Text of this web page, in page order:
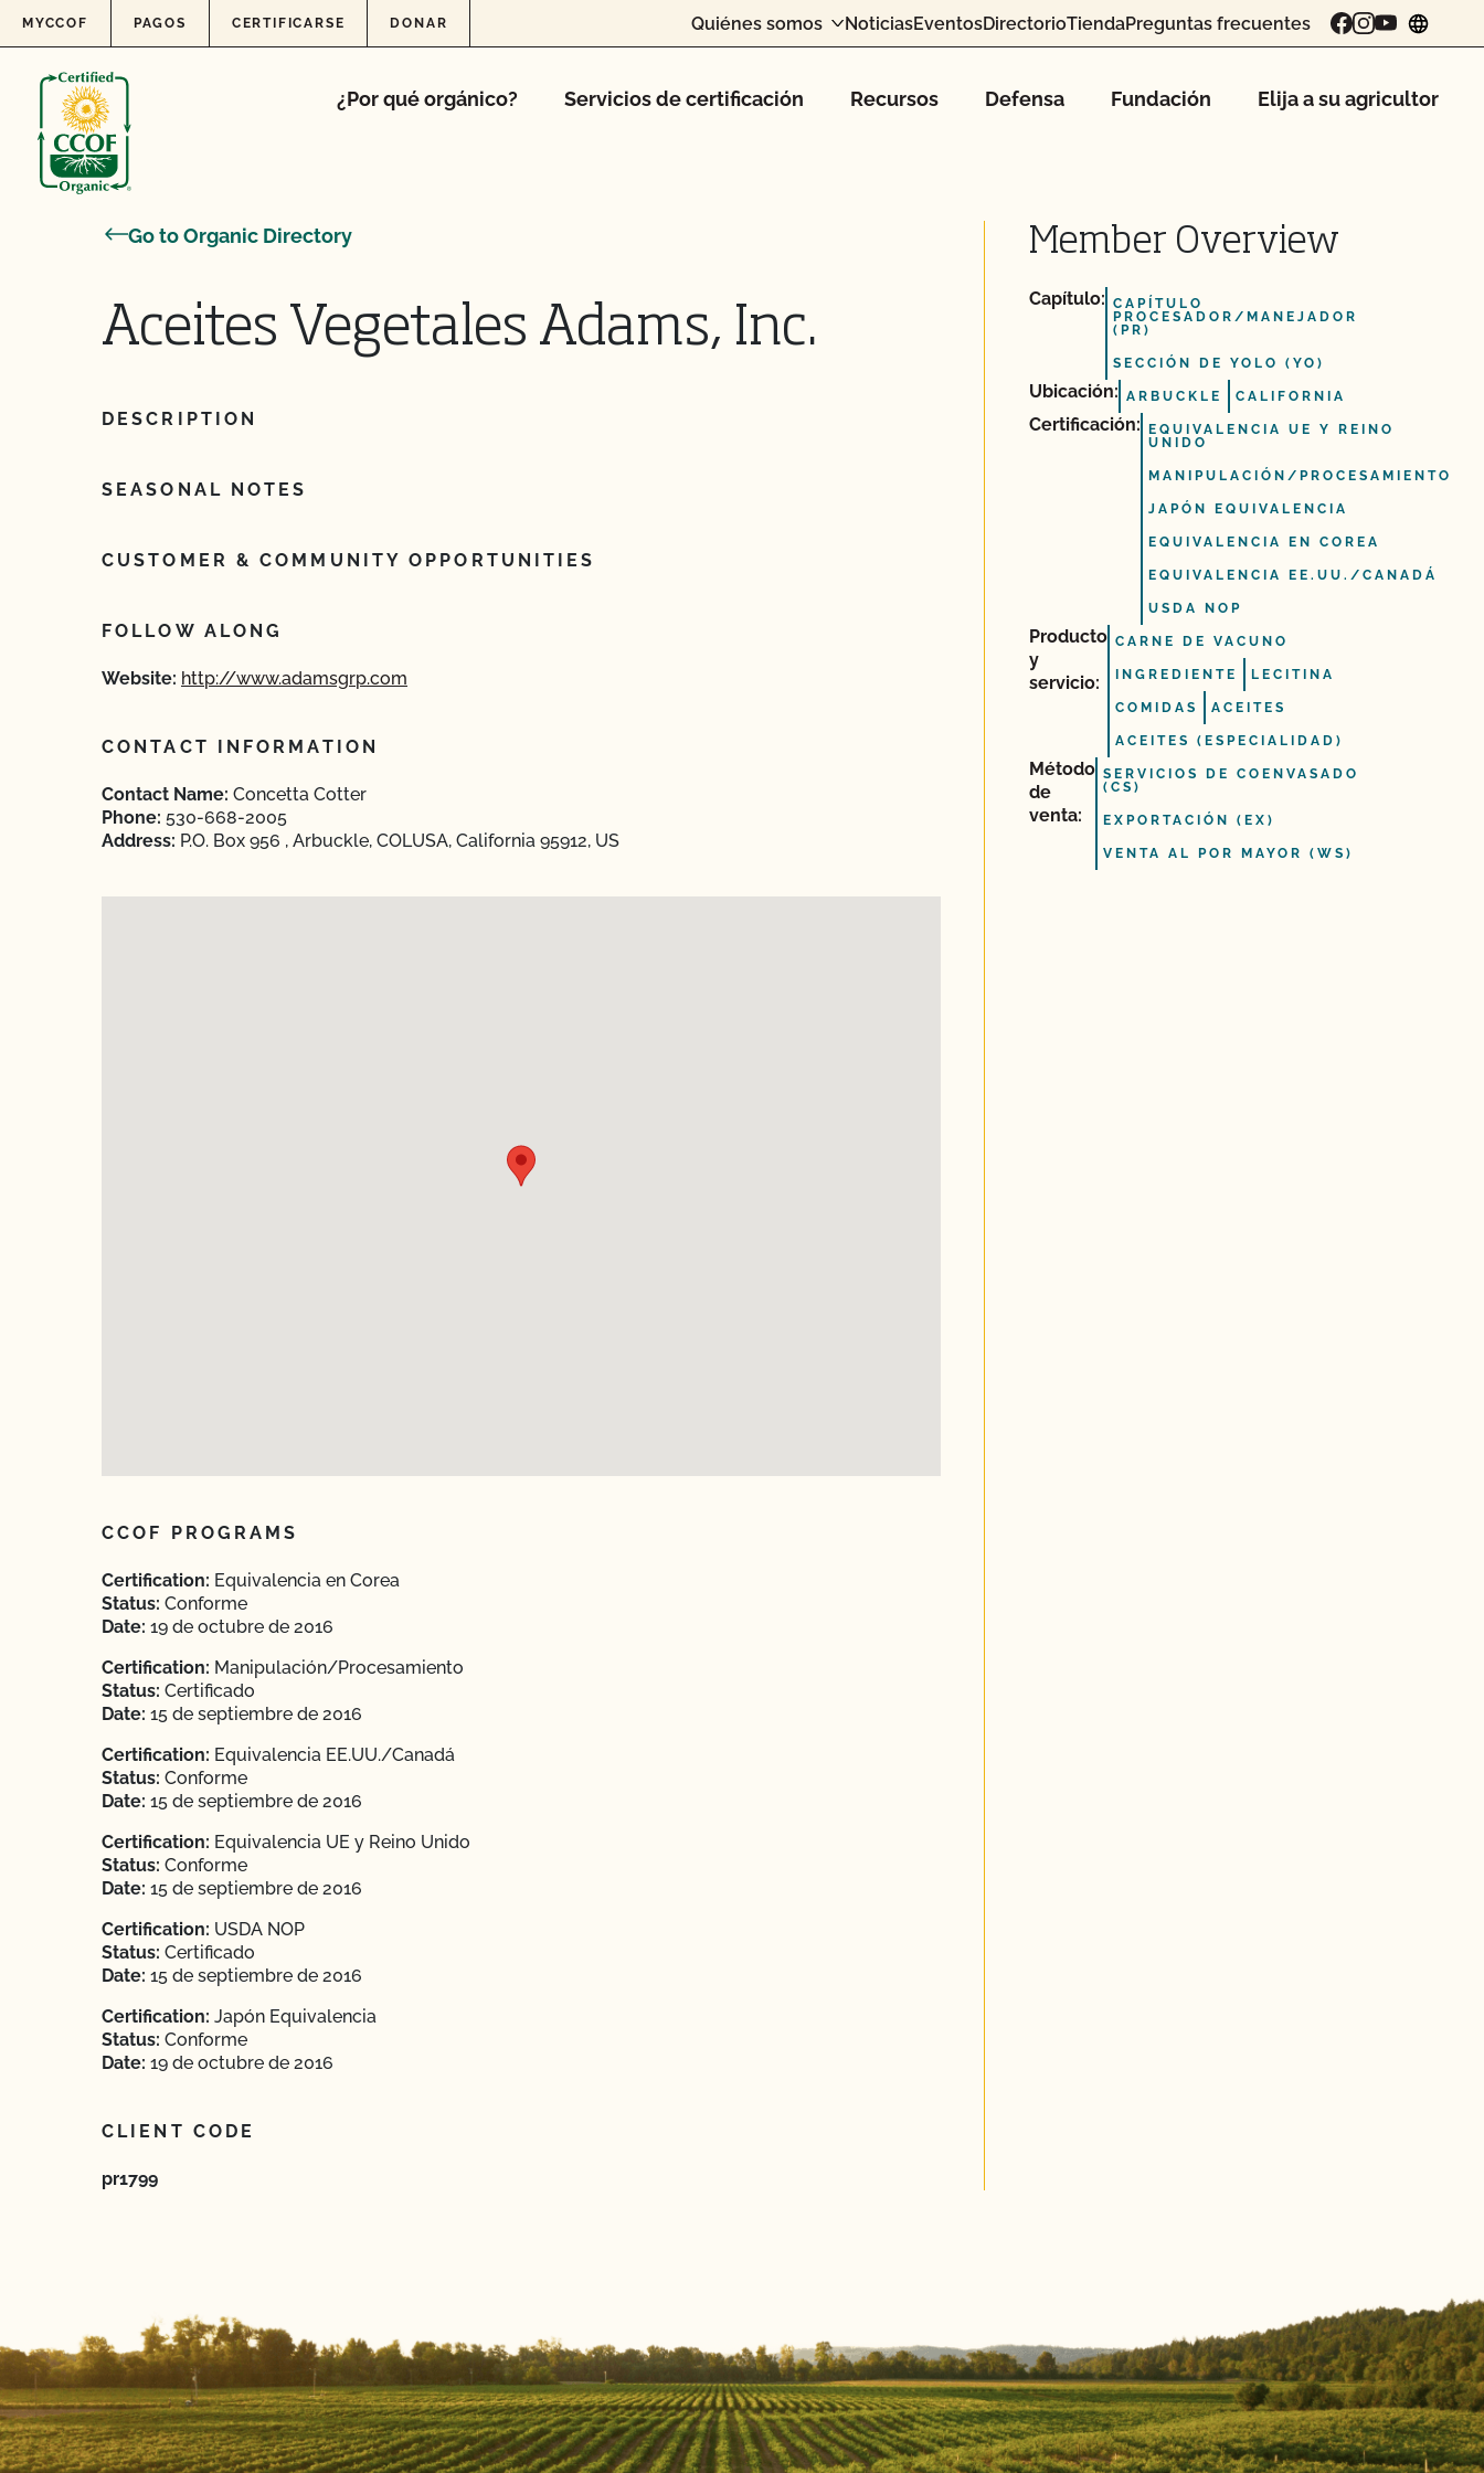
Skip to content
MYCCOF PAGOS CERTIFICARSE DONAR Quiénes somos NoticiasEventosDirectorioTiendaPreguntas frecuentes
¿Por qué orgánico? Servicios de certificación Recursos Defensa Fundación Elija a su agricultor
Go to Organic Directory
Aceites Vegetales Adams, Inc.
DESCRIPTION
SEASONAL NOTES
CUSTOMER & COMMUNITY OPPORTUNITIES
FOLLOW ALONG
Website: http://www.adamsgrp.com
CONTACT INFORMATION
Contact Name: Concetta Cotter
Phone: 530-668-2005
Address: P.O. Box 956 , Arbuckle, COLUSA, California 95912, US
CCOF PROGRAMS
Certification: Equivalencia en Corea
Status: Conforme
Date: 19 de octubre de 2016
Certification: Manipulación/Procesamiento
Status: Certificado
Date: 15 de septiembre de 2016
Certification: Equivalencia EE.UU./Canadá
Status: Conforme
Date: 15 de septiembre de 2016
Certification: Equivalencia UE y Reino Unido
Status: Conforme
Date: 15 de septiembre de 2016
Certification: USDA NOP
Status: Certificado
Date: 15 de septiembre de 2016
Certification: Japón Equivalencia
Status: Conforme
Date: 19 de octubre de 2016
CLIENT CODE
pr1799
Member Overview
Capítulo: CAPÍTULO
PROCESADOR/MANEJADOR
(PR)
SECCIÓN DE YOLO (YO)
Ubicación: ARBUCKLE CALIFORNIA
Certificación:
EQUIVALENCIA UE Y REINO
UNIDO
MANIPULACIÓN/PROCESAMIENTO
JAPÓN EQUIVALENCIA
EQUIVALENCIA EN COREA
EQUIVALENCIA EE.UU./CANADÁ
USDA NOP
Producto
y
servicio:
CARNE DE VACUNO
INGREDIENTE LECITINA
COMIDAS ACEITES
ACEITES (ESPECIALIDAD)
Método
de
venta:
SERVICIOS DE COENVASADO
(CS)
EXPORTACIÓN (EX)
VENTA AL POR MAYOR (WS)